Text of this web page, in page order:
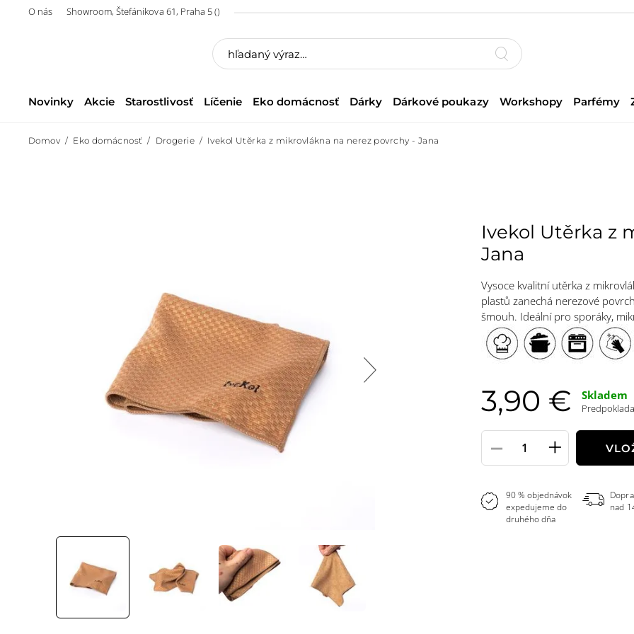
O nás Showroom, Štefánikova 61, Praha 5 ()
Novinky Akcie Starostlivosť Líčenie Eko domácnosť Dárky Dárkové poukazy Workshopy Parfémy
Domov Eko domácnosť Drogerie Ivekol Utěrka z mikrovlákna na nerez povrchy - Jana
Ivekol Utěrka z
Jana
Vysoce kvalitní utěrka z
plastů zanechá nerezové
šmouh. Ideální pro sporáky,
3,90 € Skladem
-
Pole
množstvo
+
90 % objednávok
expedujeme do
druhého dňa
nad